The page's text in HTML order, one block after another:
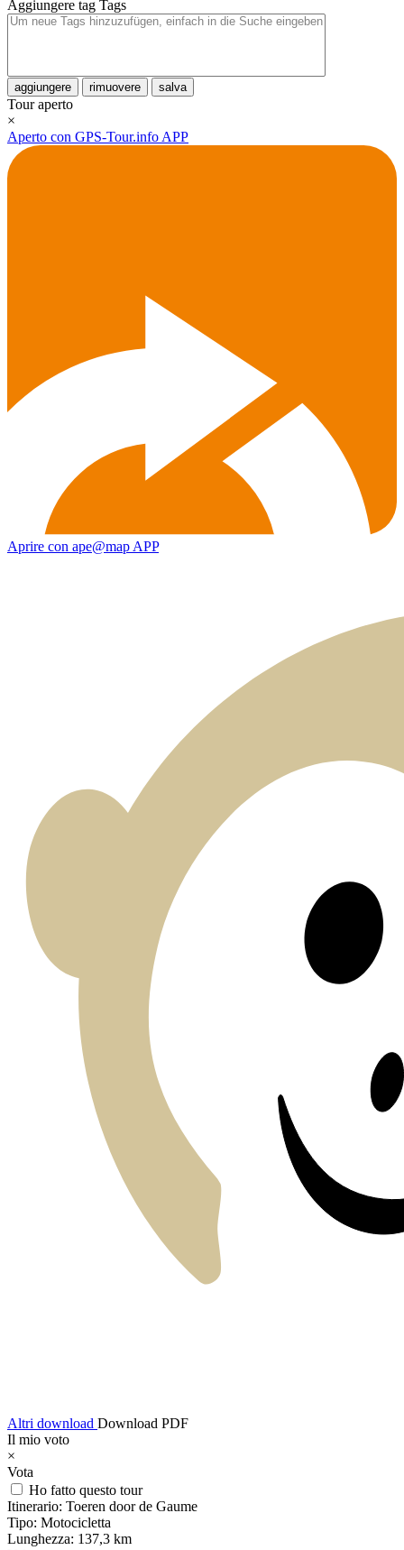
Aggiungere tag Tags
aggiungere rimuovere salva
Tour aperto
×
Aperto con GPS-Tour.info APP
Aprire con ape@map APP
Altri download Download PDF
Il mio voto
×
Vota
Ho fatto questo tour
Itinerario: Toeren door de Gaume
Tipo: Motocicletta
Lunghezza: 137,3 km